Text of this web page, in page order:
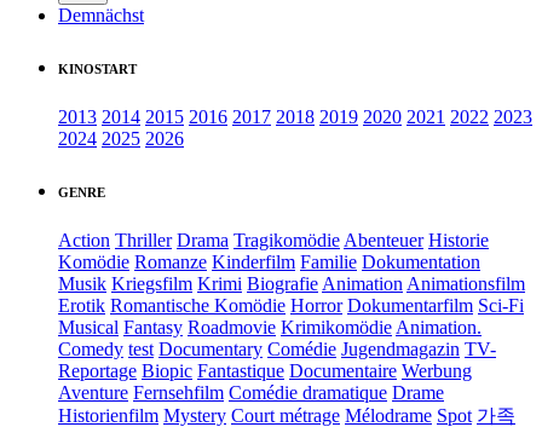
Demnächst
KINOSTART
2013 2014 2015 2016 2017 2018 2019 2020 2021 2022 2023
2024 2025 2026
GENRE
Action Thriller Drama Tragikomödie Abenteuer Historie
Komödie Romanze Kinderfilm Familie Dokumentation
Musik Kriegsfilm Krimi Biografie Animation Animationsfilm
Erotik Romantische Komödie Horror Dokumentarfilm Sci-Fi
Musical Fantasy Roadmovie Krimikomödie Animation.
Comedy test Documentary Comédie Jugendmagazin TV-
Reportage Biopic Fantastique Documentaire Werbung
Aventure Fernsehfilm Comédie dramatique Drame
Historienfilm Mystery Court métrage Mélodrame Spot 가족